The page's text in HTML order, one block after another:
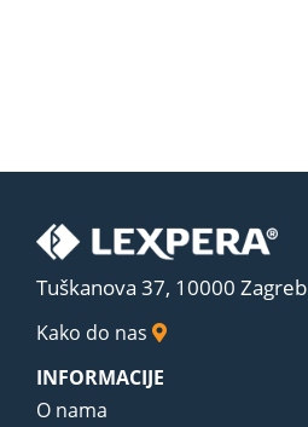
Tuškanova 37, 10000 Zagreb
Kako do nas
INFORMACIJE
O nama